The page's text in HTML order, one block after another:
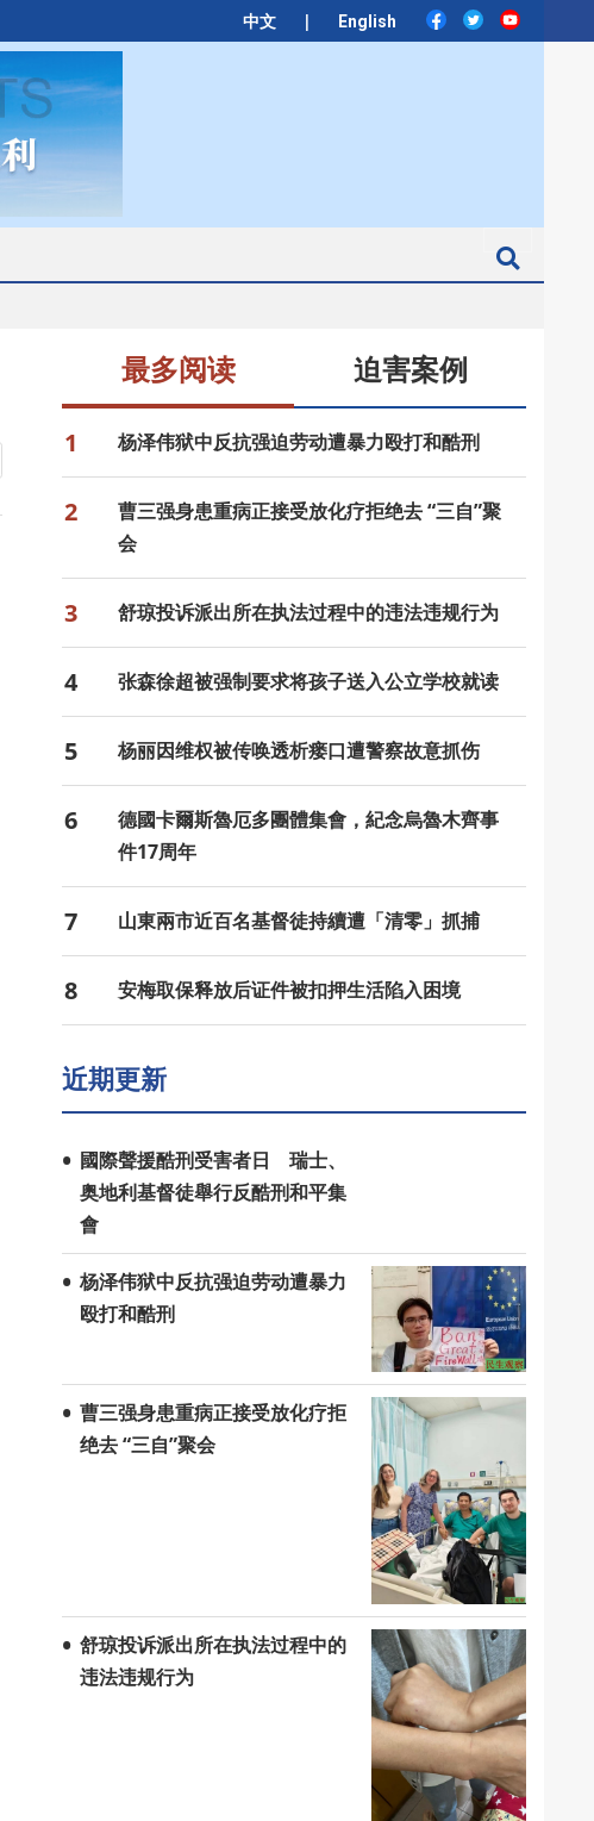
中文 | English
最多阅读 迫害案例
1 杨泽伟狱中反抗强迫劳动遭暴力殴打和酷刑
2
曹三强身患重病正接受放化疗拒绝去 “三自”聚
会
3 舒琼投诉派出所在执法过程中的违法违规行为
4 张森徐超被强制要求将孩子送入公立学校就读
5 杨丽因维权被传唤透析瘘口遭警察故意抓伤
6
德國卡爾斯魯厄多團體集會，紀念烏魯木齊事
件17周年
7 山東兩市近百名基督徒持續遭「清零」抓捕
8 安梅取保释放后证件被扣押生活陷入困境
近期更新
國際聲援酷刑受害者日 瑞士、
奥地利基督徒舉行反酷刑和平集
會
杨泽伟狱中反抗强迫劳动遭暴力
殴打和酷刑
曹三强身患重病正接受放化疗拒
绝去 “三自”聚会
舒琼投诉派出所在执法过程中的
违法违规行为